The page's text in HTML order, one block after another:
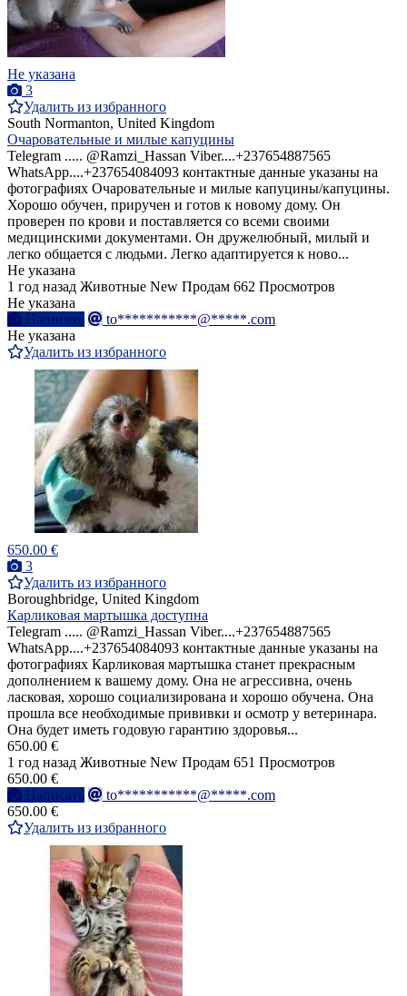
Не указана
3
Удалить из избранного
South Normanton, United Kingdom
Очаровательные и милые капуцины
Telegram ..... @Ramzi_Hassan Viber....+237654887565
WhatsApp....+237654084093 контактные данные указаны на
фотографиях Очаровательные и милые капуцины/капуцины.
Хорошо обучен, приручен и готов к новому дому. Он
проверен по крови и поставляется со всеми своими
медицинскими документами. Он дружелюбный, милый и
легко общается с людьми. Легко адаптируется к ново...
Не указана
1 год назад Животные New Продам 662 Просмотров
Не указана
Написать
to***********@*****.com
Не указана
Удалить из избранного
650.00 €
3
Удалить из избранного
Boroughbridge, United Kingdom
Карликовая мартышка доступна
Telegram ..... @Ramzi_Hassan Viber....+237654887565
WhatsApp....+237654084093 контактные данные указаны на
фотографиях Карликовая мартышка станет прекрасным
дополнением к вашему дому. Она не агрессивна, очень
ласковая, хорошо социализирована и хорошо обучена. Она
прошла все необходимые прививки и осмотр у ветеринара.
Она будет иметь годовую гарантию здоровья...
650.00 €
1 год назад Животные New Продам 651 Просмотров
650.00 €
Написать
to***********@*****.com
650.00 €
Удалить из избранного